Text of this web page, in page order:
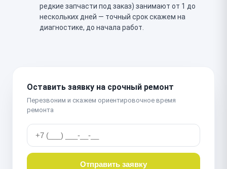
редкие запчасти под заказ) занимают от 1 до
нескольких дней — точный срок скажем на
диагностике, до начала работ.
Оставить заявку на срочный ремонт
Перезвоним и скажем ориентировочное время
ремонта
Отправить заявку